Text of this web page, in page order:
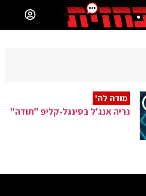
מודה לה'
נריה אנג'ל בסינגל-קליפ "תודה"